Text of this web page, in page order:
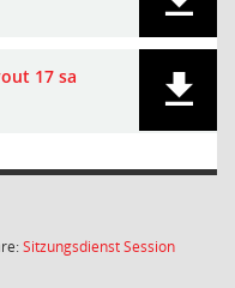
17 sa
SitzungsdienstSession(Wird in